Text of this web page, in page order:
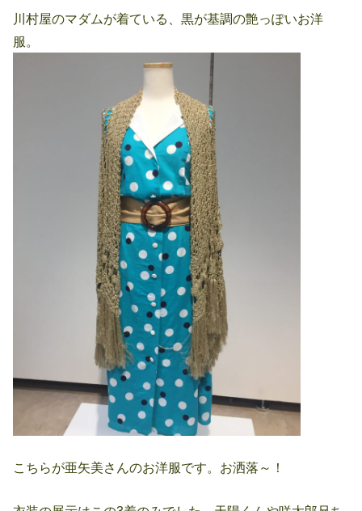
川村屋のマダムが着ている、黒が基調の艶っぽいお洋
服。
こちらが亜矢美さんのお洋服です。お洒落～！